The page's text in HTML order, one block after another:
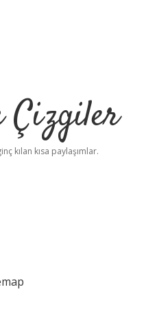
Çizgiler
kılan kısa paylaşımlar.